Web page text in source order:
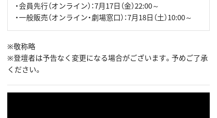
・会員先行（オンライン）：7月17日（金）22:00～
・一般販売（オンライン・劇場窓口）：7月18日（土）10:00～
※敬称略
※登壇者は予告なく変更になる場合がございます。予めご了承
ください。